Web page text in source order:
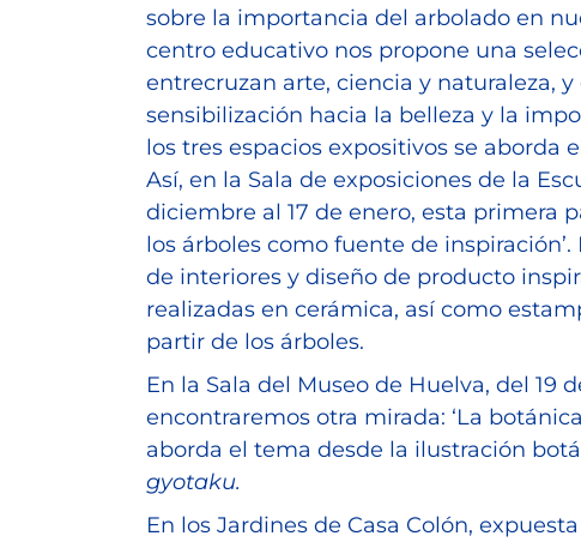
sobre la importancia del arbolado en
centro educativo nos propone una
entrecruzan arte, ciencia y naturaleza,
sensibilización hacia la belleza y la
los tres espacios expositivos se aborda
Así, en la Sala de exposiciones de la
diciembre al 17 de enero, esta primera
los árboles como fuente de
de interiores y diseño de producto
realizadas en cerámica, así como
partir de los árboles.
En la Sala del Museo de Huelva, del 19
encontraremos otra mirada: ‘La
aborda el tema desde la ilustración
gyotaku.
En los Jardines de Casa Colón,